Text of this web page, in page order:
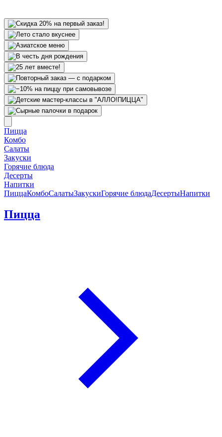
Пицца
Комбо
Салаты
Закуски
Горячие блюда
Десерты
Напитки
ПиццаКомбоСалатыЗакускиГорячие блюдаДесертыНапитки
Пицца